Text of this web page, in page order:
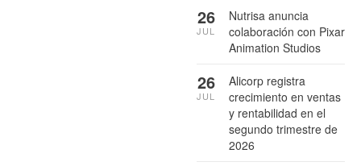
Nutrisa anuncia
colaboración con Pixar
Animation Studios
26
JUL
Alicorp registra
crecimiento en ventas
y rentabilidad en el
segundo trimestre de
2026
26
JUL